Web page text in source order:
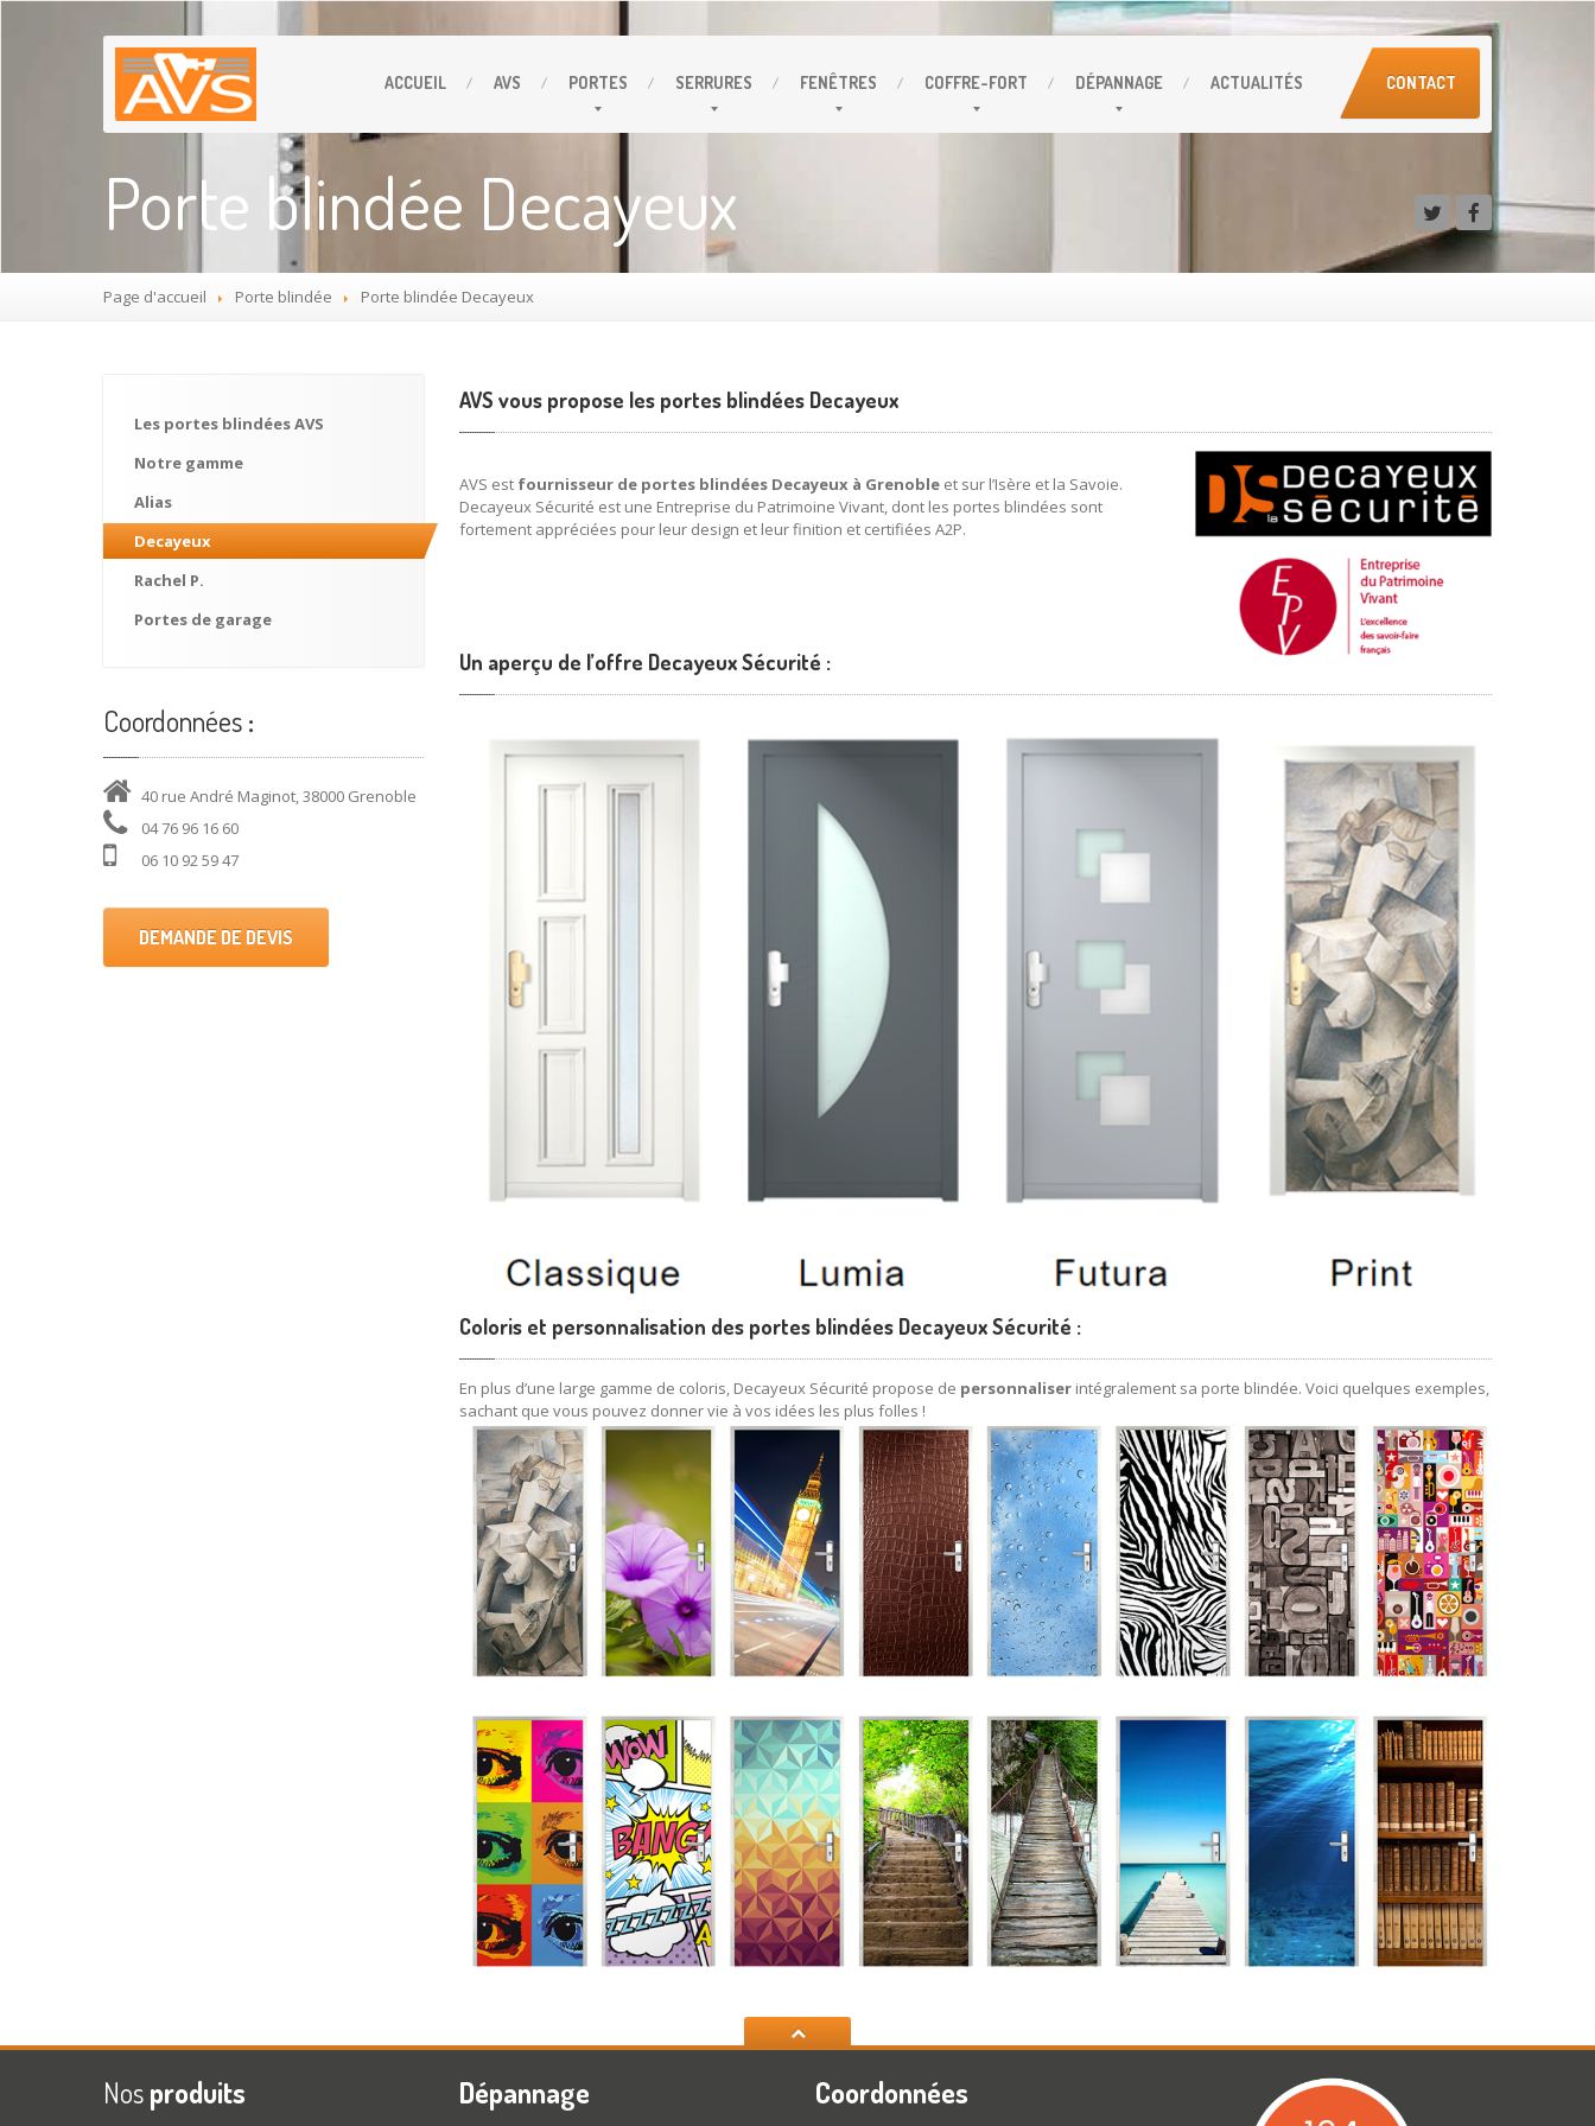
ACCUEIL AVS PORTES SERRURES FENÊTRES COFFRE-FORT DÉPANNAGE ACTUALITÉS CONTACT
Porte blindée Decayeux
Page d'accueil Porte blindée Porte blindée Decayeux
Les portes blindées AVS
Notre gamme
Alias
Decayeux
Rachel P.
Portes de garage
Coordonnées:
40 rue André Maginot, 38000 Grenoble
04 76 96 16 60
06 10 92 59 47
DEMANDE DE DEVIS
AVS vous propose les portes blindées Decayeux
AVS est fournisseur de portes blindées Decayeux à Grenoble et sur l’Isère et la Savoie.
Decayeux Sécurité est une Entreprise du Patrimoine Vivant, dont les portes blindées sont
fortement appréciées pour leur design et leur finition et certifiées A2P.
Un aperçu de l’offre Decayeux Sécurité :
Coloris et personnalisation des portes blindées Decayeux Sécurité :
En plus d’une large gamme de coloris, Decayeux Sécurité propose de personnaliser intégralement sa porte blindée. Voici quelques exemples,
sachant que vous pouvez donner vie à vos idées les plus folles !
Nosproduits Dépannage Coordonnées